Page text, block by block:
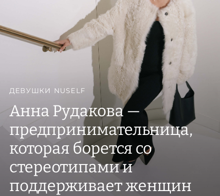
ДЕВУШКИ NUSELF
Анна Рудакова —
предпринимательница,
которая борется со
стереотипами и
поддерживает женщин